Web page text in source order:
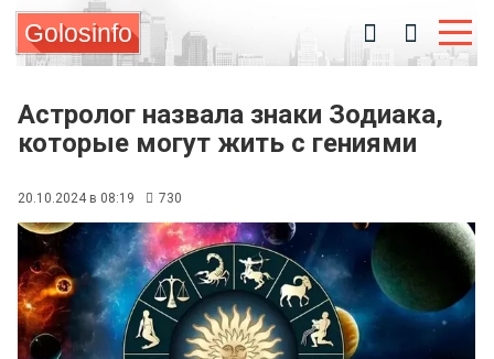
Golosinfo
Астролог назвала знаки Зодиака,
которые могут жить с гениями
20.10.2024 в 08:19 730